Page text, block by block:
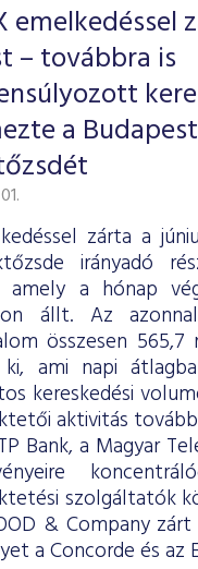
emelkedéssel
– továbbra is
a
zárta a
irányadó
amely a hónap
állt. Az
összesen
ami napi
kereskedési
aktivitás
Bank, a Magyar
szolgáltatók
& Company
a Concorde és az